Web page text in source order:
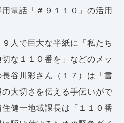
電話「＃９１１０」の活用
人で巨大な半紙に「私たち
な１１０番を」などのメッ
谷川彩さん（１７）は「書
大切さを伝える手伝いがで
健一地域課長は「１１０番